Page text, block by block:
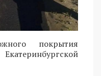
покрытия